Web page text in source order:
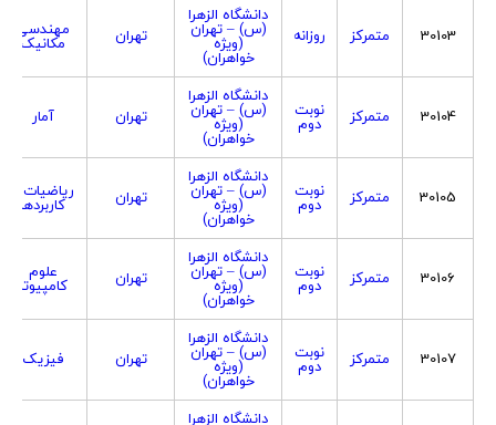
30103 متمرکز روزانه
دانشگاه الزهرا
(س) – تهران
(ویژه
خواهران)
تهران مهندسی
مکانیک
30104 متمرکز نوبت
دوم
دانشگاه الزهرا
(س) – تهران
(ویژه
خواهران)
تهران آمار
30105 متمرکز نوبت
دوم
دانشگاه الزهرا
(س) – تهران
(ویژه
خواهران)
تهران ریاضیات و
کاربردها
30106 متمرکز نوبت
دوم
دانشگاه الزهرا
(س) – تهران
(ویژه
خواهران)
تهران علوم
کامپیوتر
30107 متمرکز نوبت
دوم
دانشگاه الزهرا
(س) – تهران
(ویژه
خواهران)
تهران فیزیک
دانشگاه الزهرا